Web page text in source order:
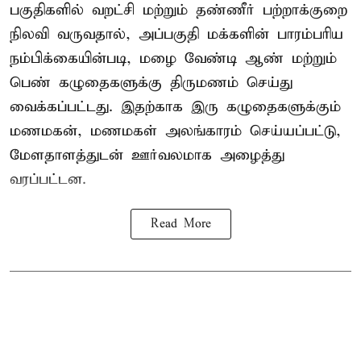
பகுதிகளில் வறட்சி மற்றும் தண்ணீர் பற்றாக்குறை
நிலவி வருவதால், அப்பகுதி மக்களின் பாரம்பரிய
நம்பிக்கையின்படி, மழை வேண்டி ஆண் மற்றும்
பெண் கழுதைகளுக்கு திருமணம் செய்து
வைக்கப்பட்டது. இதற்காக இரு கழுதைகளுக்கும்
மணமகன், மணமகள் அலங்காரம் செய்யப்பட்டு,
மேளதாளத்துடன் ஊர்வலமாக அழைத்து
வரப்பட்டன.
Read More